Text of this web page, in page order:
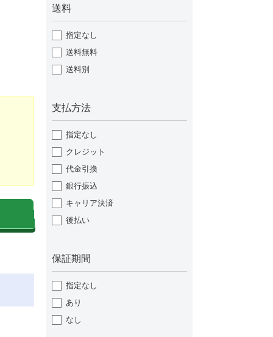
送料
指定なし
送料無料
送料別
支払方法
指定なし
クレジット
代金引換
銀行振込
キャリア決済
後払い
保証期間
指定なし
あり
なし